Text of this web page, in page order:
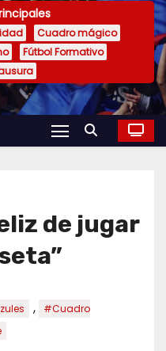
Cuadro mágico
Fútbol Formativo
de jugar
,
#Cuadro